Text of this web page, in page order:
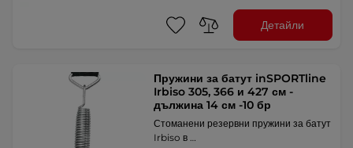
Детайли
Пружини за батут inSPORTline
Irbiso 305, 366 и 427 см -
дължина 14 см -10 бр
Стоманени резервни пружини за батут
Irbiso в …